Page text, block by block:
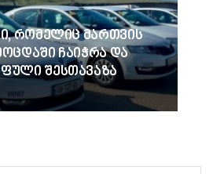
რომელიც მართვის
ჩაიჭრა და
შესთავაზა